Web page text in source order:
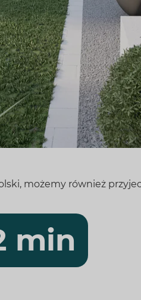
możemy również
min